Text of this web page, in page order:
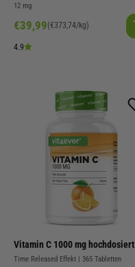
12 mg
Angebot
€39,99(€373,74/kg)
4.9
Vitamin C 1000 mg hochdosiert
Time Released Effekt | 365 Tabletten